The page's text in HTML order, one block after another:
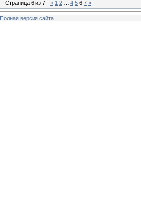
Страница 6 из 7 « 1 2 4 5 6 7 »
Полная версия сайта